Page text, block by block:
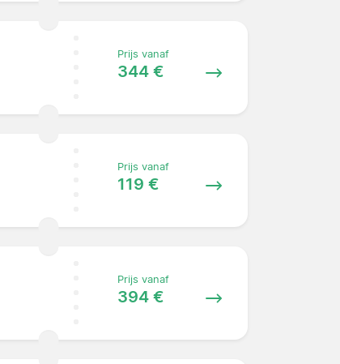
Prijs vanaf
344 €
Prijs vanaf
119 €
Prijs vanaf
394 €